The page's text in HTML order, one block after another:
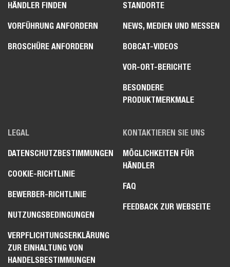
HÄNDLER FINDEN
VORFÜHRUNG ANFORDERN
BROSCHÜRE ANFORDERN
STANDORTE
NEWS, MEDIEN UND MESSEN
BOBCAT-VIDEOS
VOR-ORT-BERICHTE
BESONDERE
PRODUKTMERKMALE
LEGAL
DATENSCHUTZBESTIMMUNGEN
COOKIE-RICHTLINIE
BEWERBER-RICHTLINIE
NUTZUNGSBEDINGUNGEN
VERPFLICHTUNGSERKLÄRUNG
ZUR EINHALTUNG VON
HANDELSBESTIMMUNGEN
KONTAKTIEREN SIE UNS
MÖGLICHKEITEN FÜR
HÄNDLER
FAQ
FEEDBACK ZUR WEBSEITE